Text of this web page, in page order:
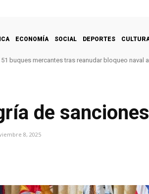
ECONOMÍA SOCIAL DEPORTES
51 buques mercantes tras reanudar bloqueo naval
de
8, 2025